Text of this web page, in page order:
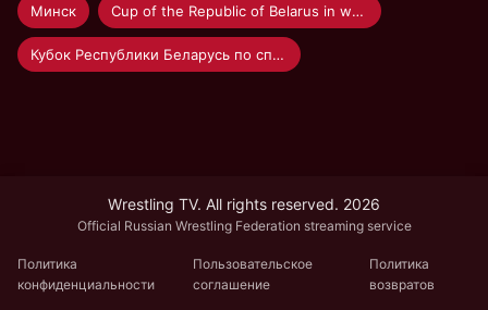
Минск Cup of the Republic of Belarus in wrestling 2021
Кубок Республики Беларусь по спортивной борьбе 2021
Wrestling TV. All rights reserved. 2026
Official Russian Wrestling Federation streaming service
Политика
конфиденциальности
Пользовательское
соглашение
Политика
возвратов